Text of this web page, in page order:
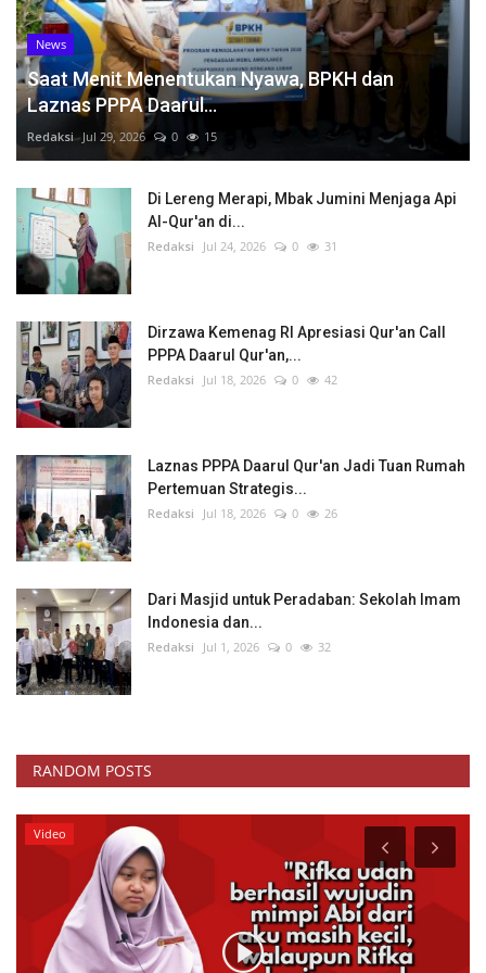
News
Saat Menit Menentukan Nyawa, BPKH dan
Laznas PPPA Daarul...
Redaksi Jul 29, 2026 0 15
Di Lereng Merapi, Mbak Jumini Menjaga Api
Al-Qur'an di...
Redaksi Jul 24, 2026 0 31
Dirzawa Kemenag RI Apresiasi Qur'an Call
PPPA Daarul Qur'an,...
Redaksi Jul 18, 2026 0 42
Laznas PPPA Daarul Qur'an Jadi Tuan Rumah
Pertemuan Strategis...
Redaksi Jul 18, 2026 0 26
Dari Masjid untuk Peradaban: Sekolah Imam
Indonesia dan...
Redaksi Jul 1, 2026 0 32
RANDOM POSTS
Kesehatan